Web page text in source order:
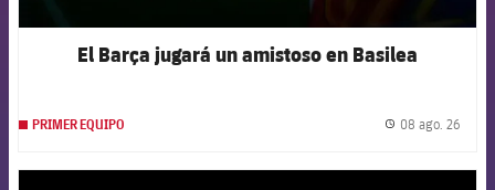
El Barça jugará un amistoso en Basilea
PRIMER EQUIPO 08 ago. 26